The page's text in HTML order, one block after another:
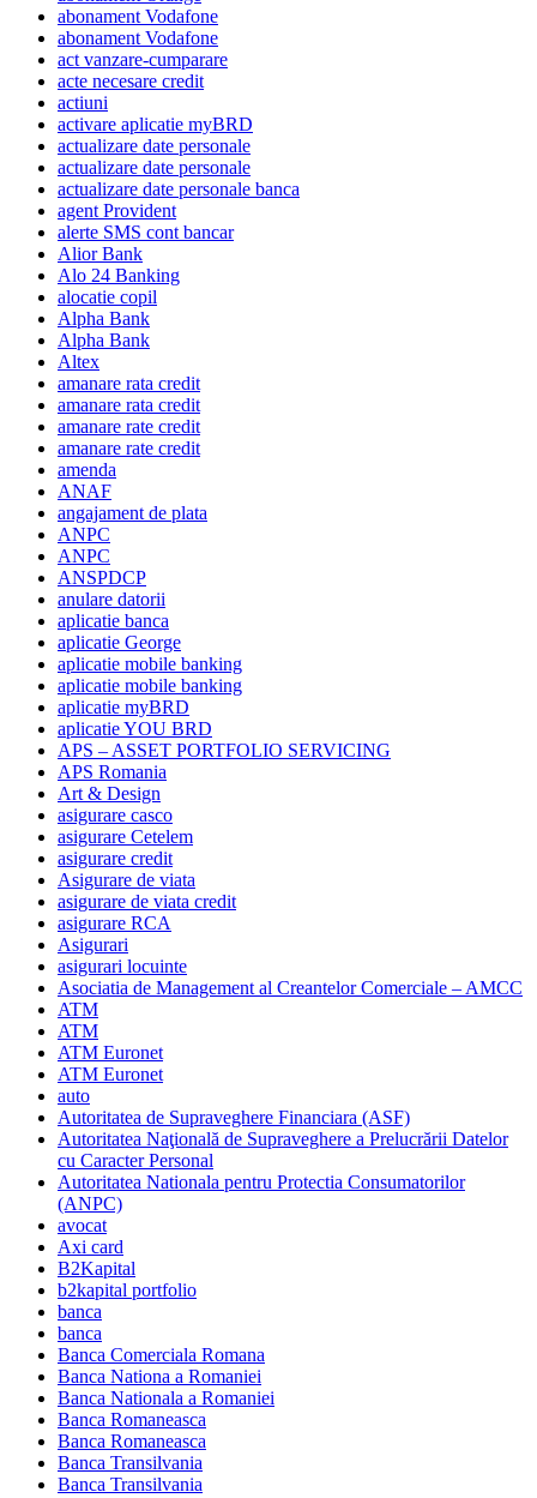
abonament Vodafone
abonament Vodafone
act vanzare-cumparare
acte necesare credit
actiuni
activare aplicatie myBRD
actualizare date personale
actualizare date personale
actualizare date personale banca
agent Provident
alerte SMS cont bancar
Alior Bank
Alo 24 Banking
alocatie copil
Alpha Bank
Alpha Bank
Altex
amanare rata credit
amanare rata credit
amanare rate credit
amanare rate credit
amenda
ANAF
angajament de plata
ANPC
ANPC
ANSPDCP
anulare datorii
aplicatie banca
aplicatie George
aplicatie mobile banking
aplicatie mobile banking
aplicatie myBRD
aplicatie YOU BRD
APS – ASSET PORTFOLIO SERVICING
APS Romania
Art & Design
asigurare casco
asigurare Cetelem
asigurare credit
Asigurare de viata
asigurare de viata credit
asigurare RCA
Asigurari
asigurari locuinte
Asociatia de Management al Creantelor Comerciale – AMCC
ATM
ATM
ATM Euronet
ATM Euronet
auto
Autoritatea de Supraveghere Financiara (ASF)
Autoritatea Naţională de Supraveghere a Prelucrării Datelor
cu Caracter Personal
Autoritatea Nationala pentru Protectia Consumatorilor
(ANPC)
avocat
Axi card
B2Kapital
b2kapital portfolio
banca
banca
Banca Comerciala Romana
Banca Nationa a Romaniei
Banca Nationala a Romaniei
Banca Romaneasca
Banca Romaneasca
Banca Transilvania
Banca Transilvania